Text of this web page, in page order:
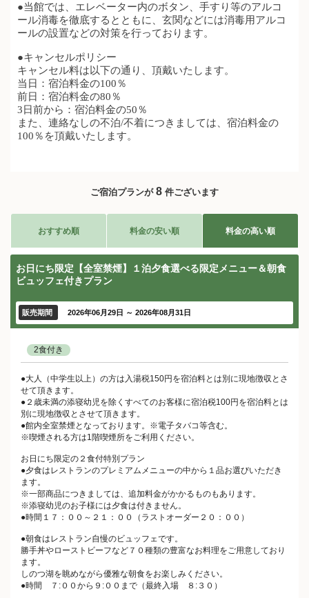
●当館では、エレベーター内のボタン、手すり等のアルコ
ール消毒を徹底するとともに、玄関などには消毒用アルコ
ールの設置などの対策を行っております。
●キャンセルポリシー
キャンセル料は以下の通り、頂戴いたします。
当日：宿泊料金の100％
前日：宿泊料金の80％
3日前から：宿泊料金の50％
また、連絡なしの不泊/不着につきましては、宿泊料金の
100％を頂戴いたします。
ご宿泊プランが 8 件ございます
おすすめ順 料金の安い順 料金の高い順
お日にち限定【全室禁煙】１泊夕食選べる限定メニュー＆朝食
ビュッフェ付きプラン
販売期間 2026年06月29日 ～ 2026年08月31日
2食付き
●大人（中学生以上）の方は入湯税150円を宿泊料とは別に現地徴収とさ
せて頂きます。
●２歳未満の添寝幼児を除くすべてのお客様に宿泊税100円を宿泊料とは
別に現地徴収とさせて頂きます。
●館内全室禁煙となっております。※電子タバコ等含む。
※喫煙される方は1階喫煙所をご利用ください。
お日にち限定の２食付特別プラン
●夕食はレストランのプレミアムメニューの中から１品お選びいただき
ます。
※一部商品につきましては、追加料金がかかるものもあります。
※添寝幼児のお子様には夕食は付きません。
●時間１７：００～２１：００（ラストオーダー２０：００）
●朝食はレストラン自慢のビュッフェです。
勝手丼やローストビーフなど７０種類の豊富なお料理をご用意しており
ます。
しのつ湖を眺めながら優雅な朝食をお楽しみください。
●時間 ７:００から９:００まで（最終入場 ８:３０）